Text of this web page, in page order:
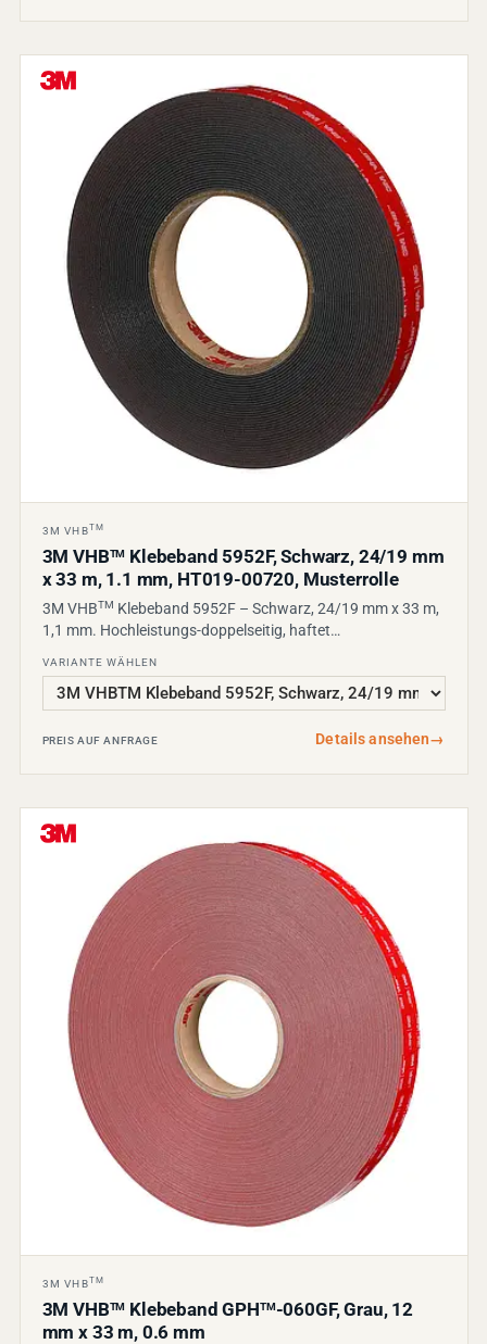
3M VHBTM
3M VHBTM Klebeband 5952F, Schwarz, 24/19 mm
x 33 m, 1.1 mm, HT019-00720, Musterrolle
3M VHBTM Klebeband 5952F – Schwarz, 24/19 mm x 33 m,
1,1 mm. Hochleistungs-doppelseitig, haftet…
VARIANTE WÄHLEN
PREIS AUF ANFRAGE Details ansehen→
3M VHBTM
3M VHBTM Klebeband GPHTM-060GF, Grau, 12
mm x 33 m, 0.6 mm